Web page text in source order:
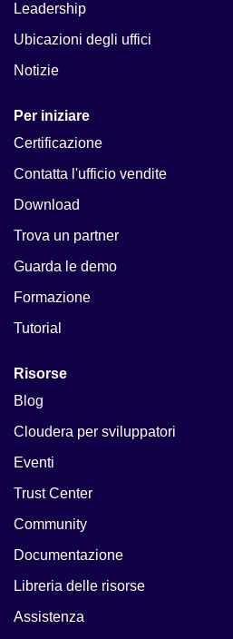
Leadership
Ubicazioni degli uffici
Notizie
Per iniziare
Certificazione
Contatta l'ufficio vendite
Download
Trova un partner
Guarda le demo
Formazione
Tutorial
Risorse
Blog
Cloudera per sviluppatori
Eventi
Trust Center
Community
Documentazione
Libreria delle risorse
Assistenza